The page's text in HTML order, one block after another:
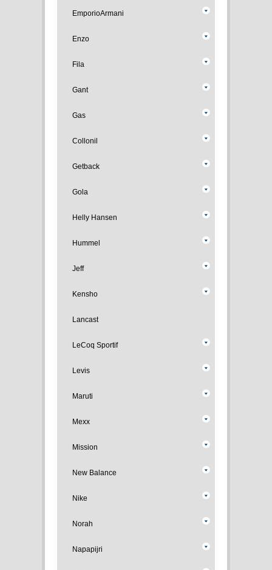
EmporioArmani
Enzo
Fila
Gant
Gas
Collonil
Getback
Gola
Helly Hansen
Hummel
Jeff
Kensho
Lancast
LeCoq Sportif
Levis
Maruti
Mexx
Mission
New Balance
Nike
Norah
Napapijri